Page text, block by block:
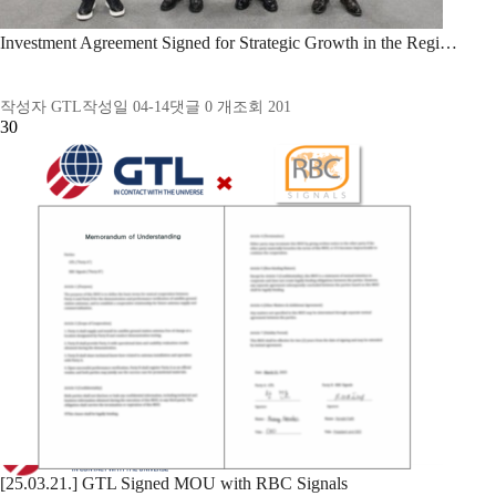
Investment Agreement Signed for Strategic Growth in the Regi…
작성자 GTL작성일 04-14댓글 0 개 조회 201
30
[25.03.21.] GTL Signed MOU with RBC Signals